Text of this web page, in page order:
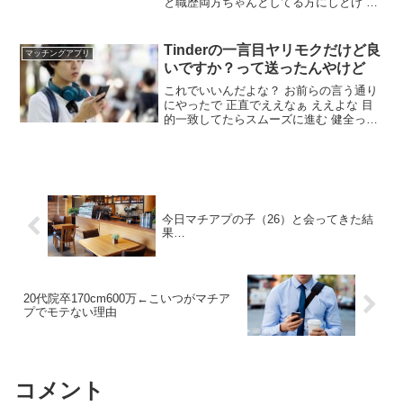
淫乱くらい条件揃ってるなら 何のために
大学まで行ったんだろうな
マッチングアプリ
Tinderの一言目ヤリモクだけど良
いですか？って送ったんやけど
これでいいんだよな？ お前らの言う通り
にやったで 正直でええなぁ ええよな 目
的一致してたらスムーズに進む 健全っぽ
今日マチアプの子（26）と会ってきた結
果…
20代院卒170cm600万←こいつがマチア
プでモテない理由
コメント